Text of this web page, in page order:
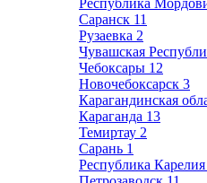
Республика
Саранск 11
Рузаевка 2
Чувашская
Чебоксары 12
Новочебоксарск 3
Карагандинская
Караганда 13
Темиртау 2
Сарань 1
Республика Карелия